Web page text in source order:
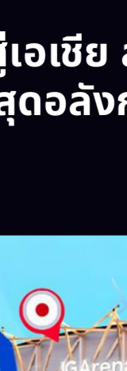
อเชีย
ดอลั